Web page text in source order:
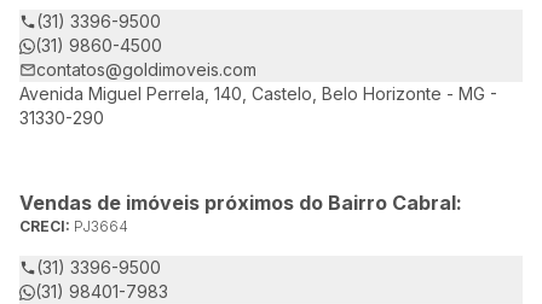
(31) 3396-9500
(31) 9860-4500
contatos@goldimoveis.com
Avenida Miguel Perrela, 140, Castelo, Belo Horizonte - MG -
31330-290
Vendas de imóveis próximos do Bairro Cabral:
CRECI: PJ3664
(31) 3396-9500
(31) 98401-7983